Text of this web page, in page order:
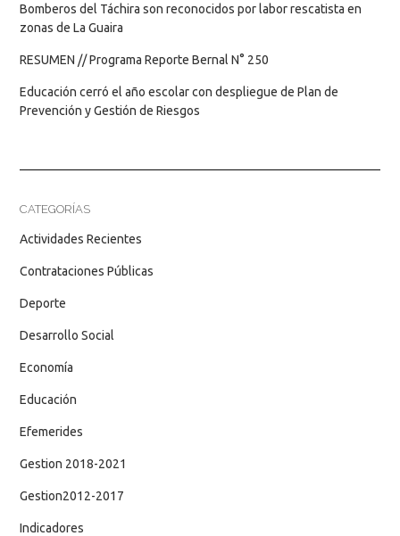
Bomberos del Táchira son reconocidos por labor rescatista en
zonas de La Guaira
RESUMEN // Programa Reporte Bernal N° 250
Educación cerró el año escolar con despliegue de Plan de
Prevención y Gestión de Riesgos
CATEGORÍAS
Actividades Recientes
Contrataciones Públicas
Deporte
Desarrollo Social
Economía
Educación
Efemerides
Gestion 2018-2021
Gestion2012-2017
Indicadores